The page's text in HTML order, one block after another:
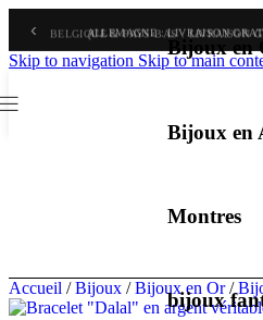
‹ BELGIQUE & PAYS-BAS : LIVRAISON
Skip to navigation Skip to main
Bijoux en
Bijoux en
Montres
bijoux
Accueil / Bijoux / Bijoux en Or/